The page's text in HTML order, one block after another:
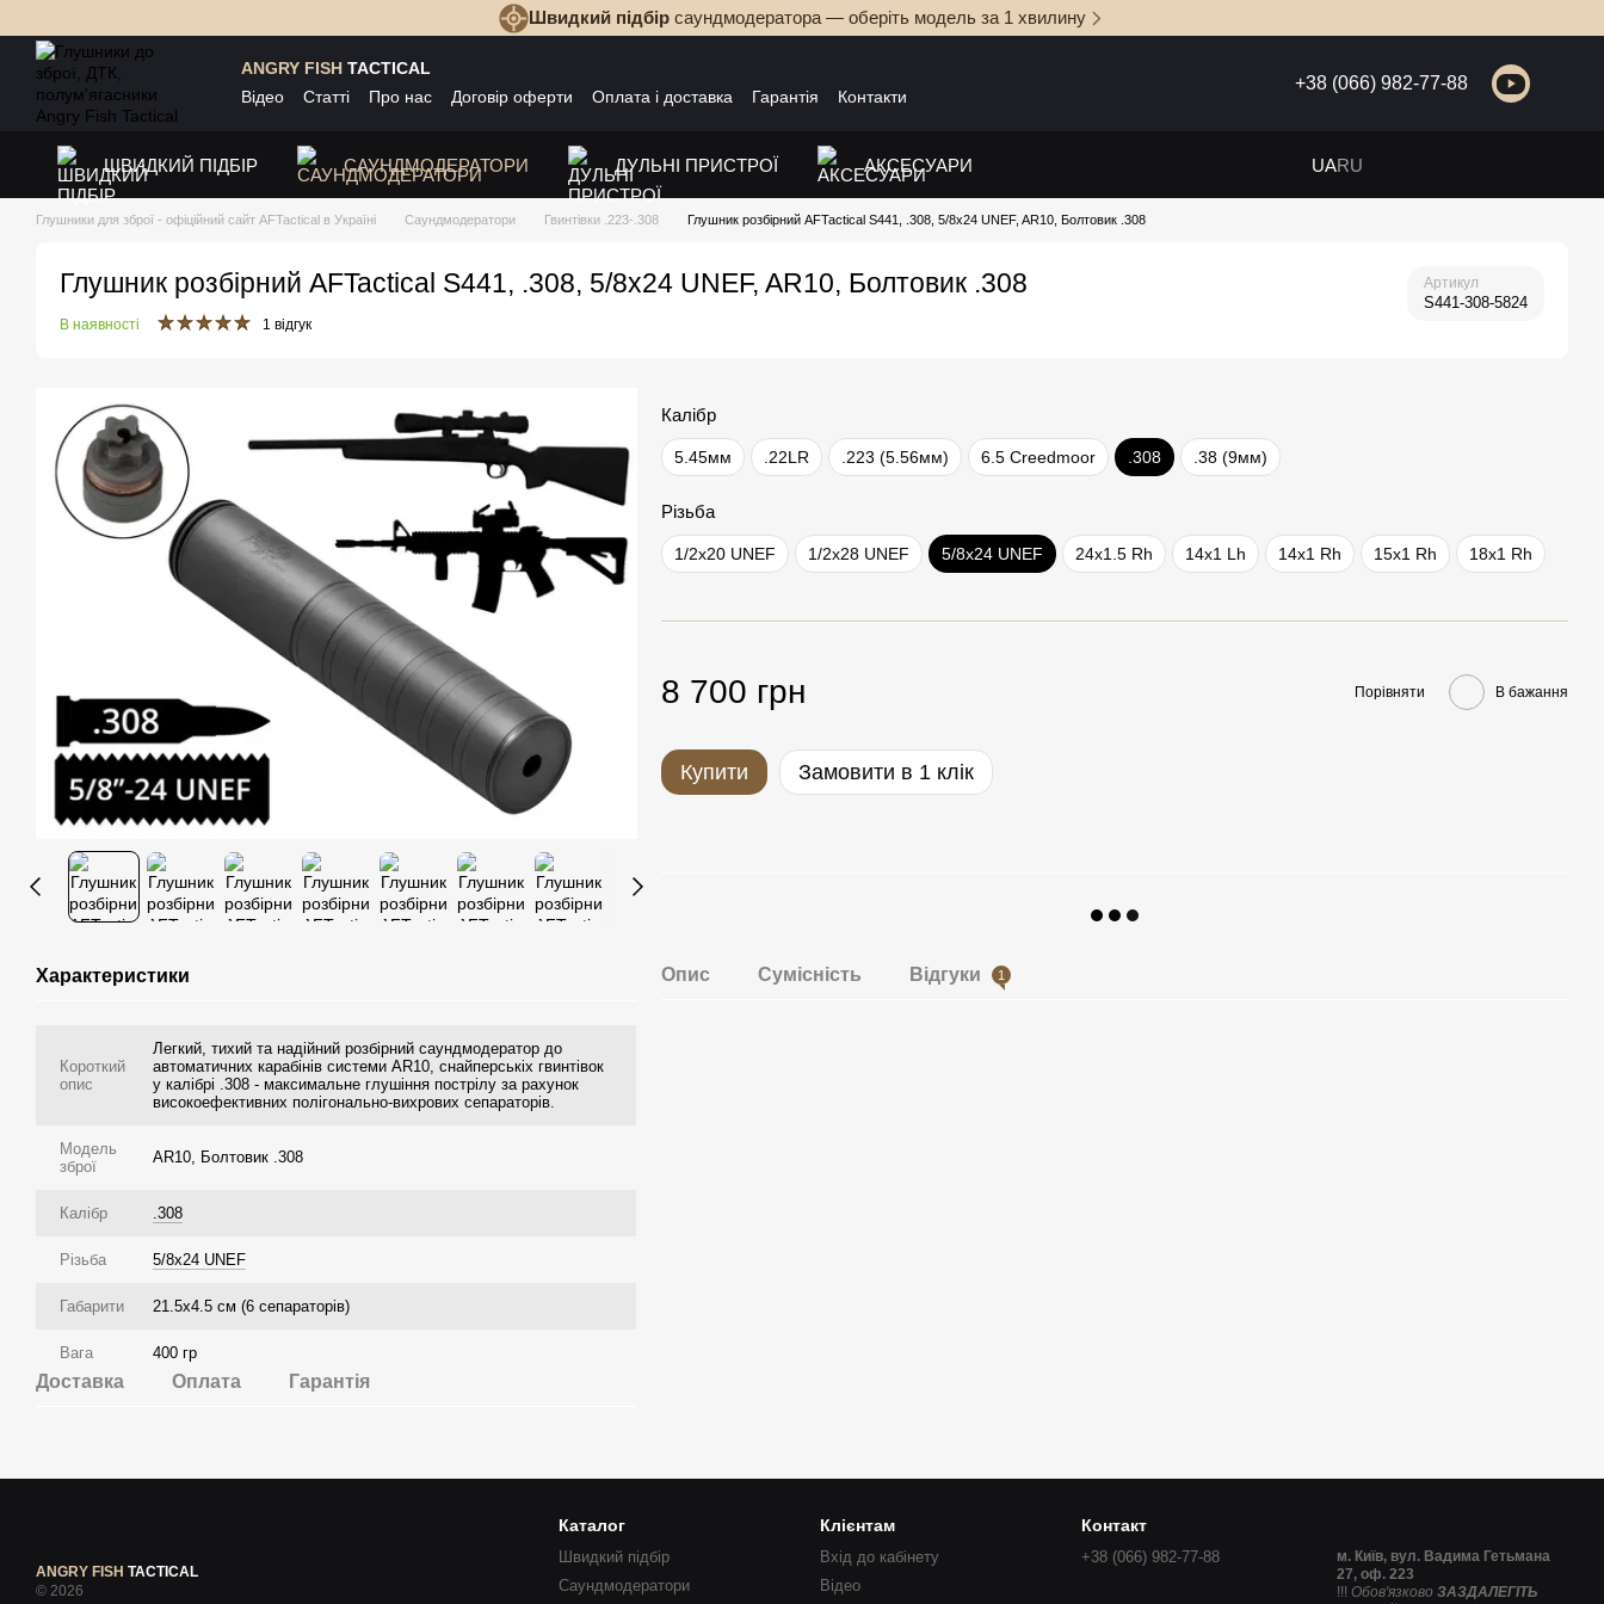
Швидкий підбірсаундмодератора — оберіть модель за 1 хвилину
ANGRY FISH TACTICAL
Відео
Статті Про нас Договір оферти Оплата і доставка Гарантія Контакти
+38 (066) 982-77-88
ШВИДКИЙ ПІДБІР САУНДМОДЕРАТОРИ ДУЛЬНІ ПРИСТРОЇ АКСЕСУАРИ UARU
Глушники для зброї - офіційний сайт AFTactical в Україні Саундмодератори Гвинтівки .223-.308 Глушник розбірний AFTactical S441, .308, 5/8x24 UNEF, AR10, Болтовик .308
Глушник розбірний AFTactical S441, .308, 5/8x24 UNEF, AR10, Болтовик .308 Артикул
S441-308-5824
В наявності 1 відгук
Характеристики
Короткий
опис
Легкий, тихий та надійний розбірний саундмодератор до
автоматичних карабінів системи AR10, снайперськіх гвинтівок
у калібрі .308 - максимальне глушіння пострілу за рахунок
високоефективних полігонально-вихрових сепараторів.
Модель
зброї
AR10, Болтовик .308
Калібр .308
Різьба 5/8x24 UNEF
Габарити 21.5х4.5 см (6 сепараторів)
Вага 400 гр
Доставка Оплата Гарантія
Калібр
5.45мм .22LR .223 (5.56мм) 6.5 Creedmoor .308 .38 (9мм)
Різьба
1/2x20 UNEF 1/2x28 UNEF 5/8x24 UNEF 24x1.5 Rh 14x1 Lh 14x1 Rh 15x1 Rh 18x1 Rh
8 700 грн Порівняти В бажання
Купити Замовити в 1 клік
Опис Сумісність Відгуки 1
ANGRY FISH TACTICAL
© 2026
Каталог
Швидкий підбір
Саундмодератори
Клієнтам
Вхід до кабінету
Відео
Контакт
+38 (066) 982-77-88
м. Київ, вул. Вадима Гетьмана
27, оф. 223
!!! Обов'язково ЗАЗДАЛЕГІТЬ